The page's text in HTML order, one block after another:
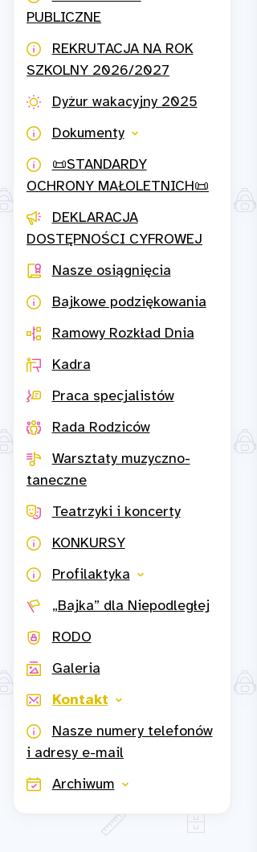
PUBLICZNE
REKRUTACJA NA ROK
SZKOLNY 2026/2027
Dyżur wakacyjny 2025
Dokumenty
📜STANDARDY
OCHRONY MAŁOLETNICH📜
DEKLARACJA
DOSTĘPNOŚCI CYFROWEJ
Nasze osiągnięcia
Bajkowe podziękowania
Ramowy Rozkład Dnia
Kadra
Praca specjalistów
Rada Rodziców
Warsztaty muzyczno-
taneczne
Teatrzyki i koncerty
KONKURSY
Profilaktyka
„Bajka” dla Niepodległej
RODO
Galeria
Kontakt
Nasze numery telefonów
i adresy e-mail
Archiwum